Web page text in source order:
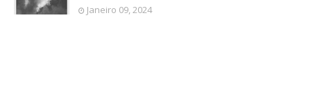
Janeiro 09, 2024